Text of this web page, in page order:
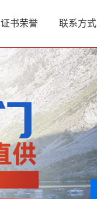
证书荣誉 联系方式